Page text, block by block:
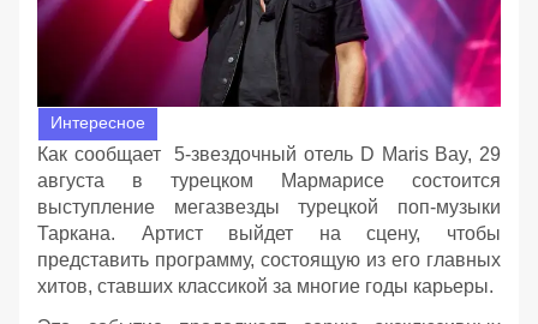
Интересное
Как сообщает 5-звездочный отель D Maris Bay, 29
августа в турецком Мармарисе состоится
выступление мегазвезды турецкой поп-музыки
Таркана. Артист выйдет на сцену, чтобы
представить программу, состоящую из его главных
хитов, ставших классикой за многие годы карьеры.